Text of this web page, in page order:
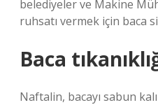
belediyeler ve Makine
ruhsatı vermek için baca
Baca
Naftalin, bacayı sabun